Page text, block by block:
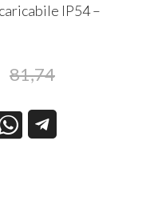
IP54 –
81,74